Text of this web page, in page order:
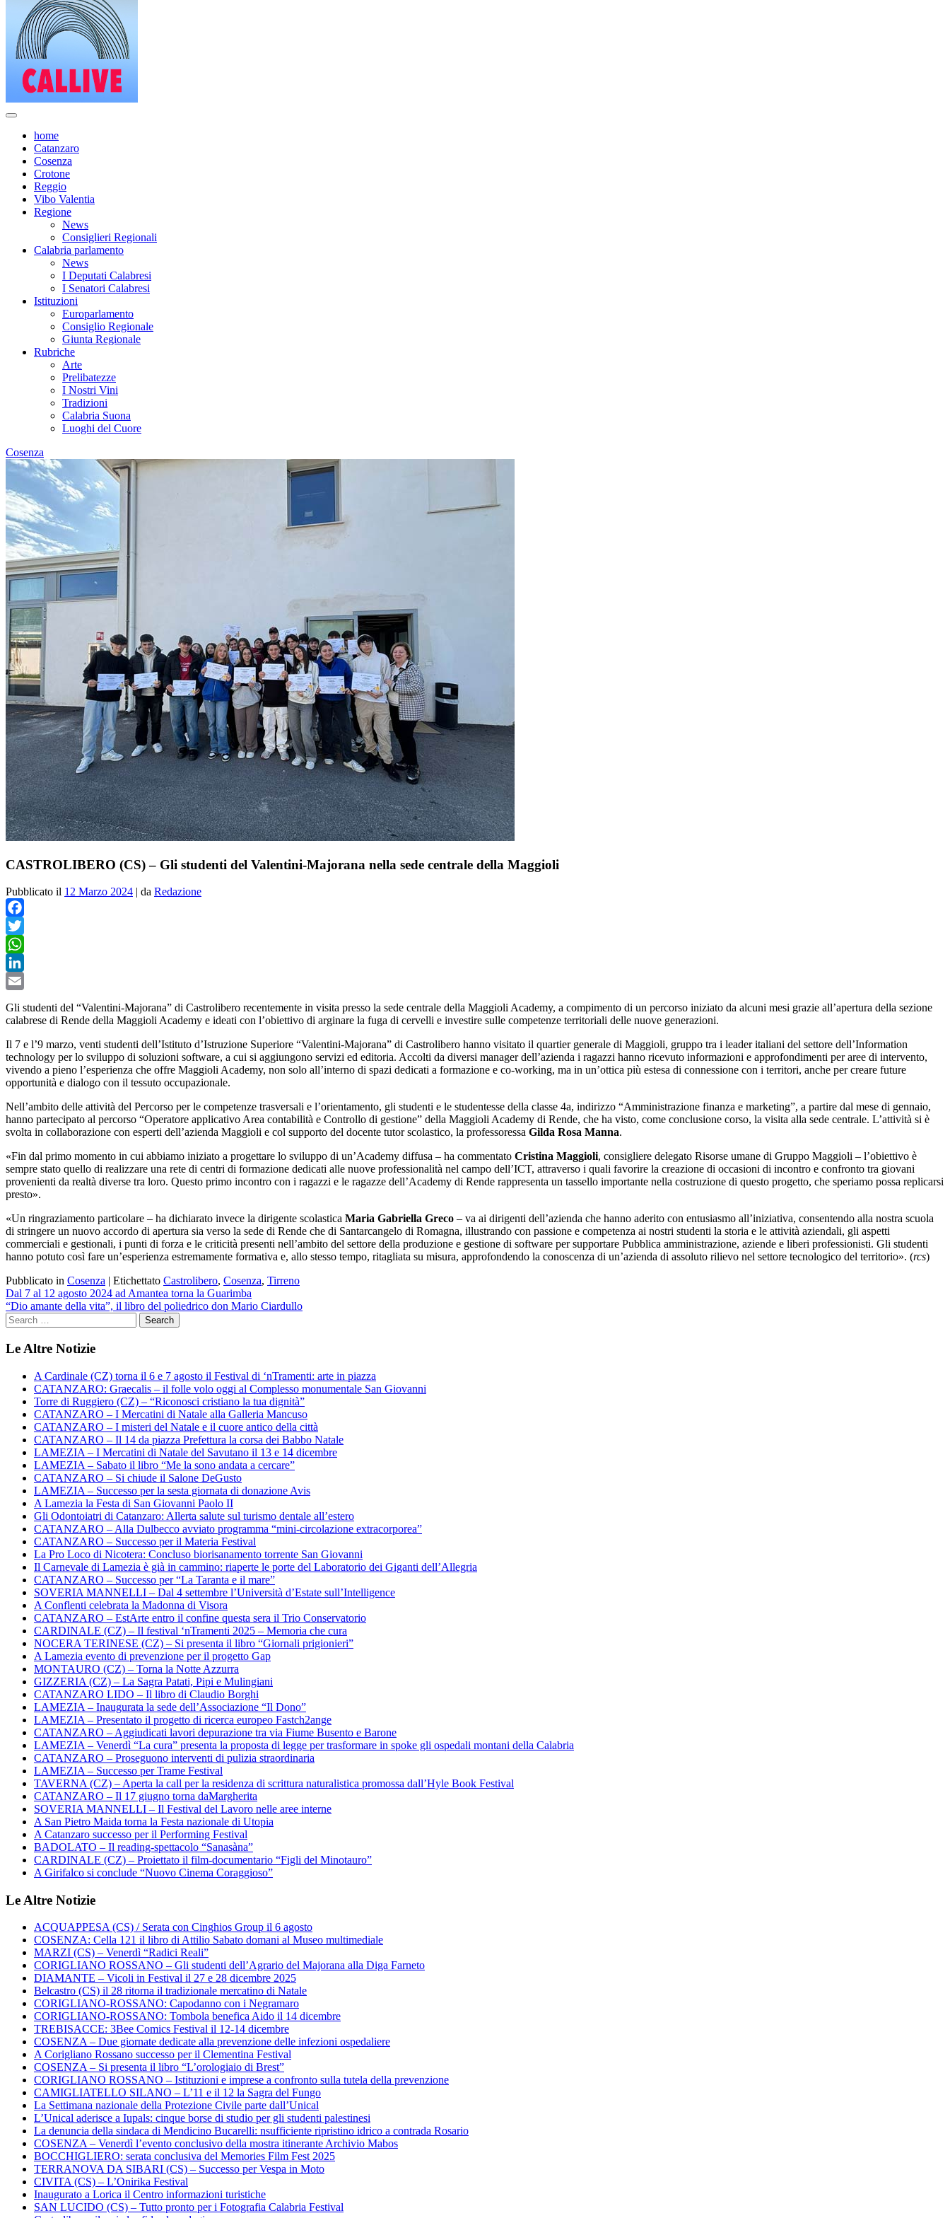
home
Catanzaro
Cosenza
Crotone
Reggio
Vibo Valentia
Regione
News
Consiglieri Regionali
Calabria parlamento
News
I Deputati Calabresi
I Senatori Calabresi
Istituzioni
Europarlamento
Consiglio Regionale
Giunta Regionale
Rubriche
Arte
Prelibatezze
I Nostri Vini
Tradizioni
Calabria Suona
Luoghi del Cuore
Cosenza
CASTROLIBERO (CS) – Gli studenti del Valentini-Majorana nella sede centrale della Maggioli
Pubblicato il 12 Marzo 2024 | da Redazione
Facebook
Twitter
WhatsApp
LinkedIn
Gli studenti del “Valentini-Majorana” di Castrolibero recentemente in visita presso la sede centrale della Maggioli Academy, a compimento di un percorso iniziato da alcuni mesi grazie all’apertura della sezione
calabrese di Rende della Maggioli Academy e ideati con l’obiettivo di arginare la fuga di cervelli e investire sulle competenze territoriali delle nuove generazioni.
Il 7 e l’9 marzo, venti studenti dell’Istituto d’Istruzione Superiore “Valentini-Majorana” di Castrolibero hanno visitato il quartier generale di Maggioli, gruppo tra i leader italiani del settore dell’Information
technology per lo sviluppo di soluzioni software, a cui si aggiungono servizi ed editoria. Accolti da diversi manager dell’azienda i ragazzi hanno ricevuto informazioni e approfondimenti per aree di intervento,
vivendo a pieno l’esperienza che offre Maggioli Academy, non solo all’interno di spazi dedicati a formazione e co-working, ma in un’ottica più estesa di connessione con i territori, anche per creare future
opportunità e dialogo con il tessuto occupazionale.
Nell’ambito delle attività del Percorso per le competenze trasversali e l’orientamento, gli studenti e le studentesse della classe 4a, indirizzo “Amministrazione finanza e marketing”, a partire dal mese di gennaio,
hanno partecipato al percorso “Operatore applicativo Area contabilità e Controllo di gestione” della Maggioli Academy di Rende, che ha visto, come conclusione corso, la visita alla sede centrale. L’attività si è
svolta in collaborazione con esperti dell’azienda Maggioli e col supporto del docente tutor scolastico, la professoressa Gilda Rosa Manna.
«Fin dal primo momento in cui abbiamo iniziato a progettare lo sviluppo di un’Academy diffusa – ha commentato Cristina Maggioli, consigliere delegato Risorse umane di Gruppo Maggioli – l’obiettivo è
sempre stato quello di realizzare una rete di centri di formazione dedicati alle nuove professionalità nel campo dell’ICT, attraverso i quali favorire la creazione di occasioni di incontro e confronto tra giovani
provenienti da realtà diverse tra loro. Questo primo incontro con i ragazzi e le ragazze dell’Academy di Rende rappresenta un tassello importante nella costruzione di questo progetto, che speriamo possa replicarsi
presto».
«Un ringraziamento particolare – ha dichiarato invece la dirigente scolastica Maria Gabriella Greco – va ai dirigenti dell’azienda che hanno aderito con entusiasmo all’iniziativa, consentendo alla nostra scuola
di stringere un nuovo accordo di apertura sia verso la sede di Rende che di Santarcangelo di Romagna, illustrando con passione e competenza ai nostri studenti la storia e le attività aziendali, gli aspetti
commerciali e gestionali, i punti di forza e le criticità presenti nell’ambito del settore della produzione e gestione di software per supportare Pubblica amministrazione, aziende e liberi professionisti. Gli studenti
hanno potuto così fare un’esperienza estremamente formativa e, allo stesso tempo, ritagliata su misura, approfondendo la conoscenza di un’azienda di assoluto rilievo nel settore tecnologico del territorio». (rcs)
Pubblicato in Cosenza | Etichettato Castrolibero, Cosenza, Tirreno
Navigazione
articoli
Dal 7 al 12 agosto 2024 ad Amantea torna la Guarimba
“Dio amante della vita”, il libro del poliedrico don Mario Ciardullo
Le Altre Notizie
A Cardinale (CZ) torna il 6 e 7 agosto il Festival di ‘nTramenti: arte in piazza
CATANZARO: Graecalis – il folle volo oggi al Complesso monumentale San Giovanni
Torre di Ruggiero (CZ) – “Riconosci cristiano la tua dignità”
CATANZARO – I Mercatini di Natale alla Galleria Mancuso
CATANZARO – I misteri del Natale e il cuore antico della città
CATANZARO – Il 14 da piazza Prefettura la corsa dei Babbo Natale
LAMEZIA – I Mercatini di Natale del Savutano il 13 e 14 dicembre
LAMEZIA – Sabato il libro “Me la sono andata a cercare”
CATANZARO – Si chiude il Salone DeGusto
LAMEZIA – Successo per la sesta giornata di donazione Avis
A Lamezia la Festa di San Giovanni Paolo II
Gli Odontoiatri di Catanzaro: Allerta salute sul turismo dentale all’estero
CATANZARO – Alla Dulbecco avviato programma “mini-circolazione extracorporea”
CATANZARO – Successo per il Materia Festival
La Pro Loco di Nicotera: Concluso biorisanamento torrente San Giovanni
Il Carnevale di Lamezia è già in cammino: riaperte le porte del Laboratorio dei Giganti dell’Allegria
CATANZARO – Successo per “La Taranta e il mare”
SOVERIA MANNELLI – Dal 4 settembre l’Università d’Estate sull’Intelligence
A Conflenti celebrata la Madonna di Visora
CATANZARO – EstArte entro il confine questa sera il Trio Conservatorio
CARDINALE (CZ) – Il festival ‘nTramenti 2025 – Memoria che cura
NOCERA TERINESE (CZ) – Si presenta il libro “Giornali prigionieri”
A Lamezia evento di prevenzione per il progetto Gap
MONTAURO (CZ) – Torna la Notte Azzurra
GIZZERIA (CZ) – La Sagra Patati, Pipi e Mulingiani
CATANZARO LIDO – Il libro di Claudio Borghi
LAMEZIA – Inaugurata la sede dell’Associazione “Il Dono”
LAMEZIA – Presentato il progetto di ricerca europeo Fastch2ange
CATANZARO – Aggiudicati lavori depurazione tra via Fiume Busento e Barone
LAMEZIA – Venerdì “La cura” presenta la proposta di legge per trasformare in spoke gli ospedali montani della Calabria
CATANZARO – Proseguono interventi di pulizia straordinaria
LAMEZIA – Successo per Trame Festival
TAVERNA (CZ) – Aperta la call per la residenza di scrittura naturalistica promossa dall’Hyle Book Festival
CATANZARO – Il 17 giugno torna daMargherita
SOVERIA MANNELLI – Il Festival del Lavoro nelle aree interne
A San Pietro Maida torna la Festa nazionale di Utopia
A Catanzaro successo per il Performing Festival
BADOLATO – Il reading-spettacolo “Sanasàna”
CARDINALE (CZ) – Proiettato il film-documentario “Figli del Minotauro”
A Girifalco si conclude “Nuovo Cinema Coraggioso”
Le Altre Notizie
ACQUAPPESA (CS) / Serata con Cinghios Group il 6 agosto
COSENZA: Cella 121 il libro di Attilio Sabato domani al Museo multimediale
MARZI (CS) – Venerdì “Radici Reali”
CORIGLIANO ROSSANO – Gli studenti dell’Agrario del Majorana alla Diga Farneto
DIAMANTE – Vicoli in Festival il 27 e 28 dicembre 2025
Belcastro (CS) il 28 ritorna il tradizionale mercatino di Natale
CORIGLIANO-ROSSANO: Capodanno con i Negramaro
CORIGLIANO-ROSSANO: Tombola benefica Aido il 14 dicembre
TREBISACCE: 3Bee Comics Festival il 12-14 dicembre
COSENZA – Due giornate dedicate alla prevenzione delle infezioni ospedaliere
A Corigliano Rossano successo per il Clementina Festival
COSENZA – Si presenta il libro “L’orologiaio di Brest”
CORIGLIANO ROSSANO – Istituzioni e imprese a confronto sulla tutela della prevenzione
CAMIGLIATELLO SILANO – L’11 e il 12 la Sagra del Fungo
La Settimana nazionale della Protezione Civile parte dall’Unical
L’Unical aderisce a Iupals: cinque borse di studio per gli studenti palestinesi
La denuncia della sindaca di Mendicino Bucarelli: nsufficiente ripristino idrico a contrada Rosario
COSENZA – Venerdì l’evento conclusivo della mostra itinerante Archivio Mabos
BOCCHIGLIERO: serata conclusiva del Memories Film Fest 2025
TERRANOVA DA SIBARI (CS) – Successo per Vespa in Moto
CIVITA (CS) – L’Onirika Festival
Inaugurato a Lorica il Centro informazioni turistiche
SAN LUCIDO (CS) – Tutto pronto per i Fotografia Calabria Festival